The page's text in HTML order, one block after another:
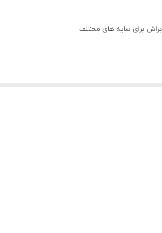
برای سایه های مختلف